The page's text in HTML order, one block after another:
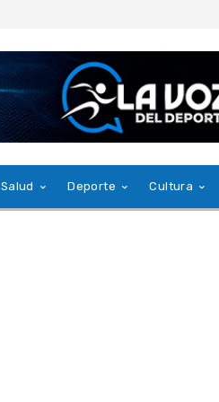
Salud Deporte Cultura